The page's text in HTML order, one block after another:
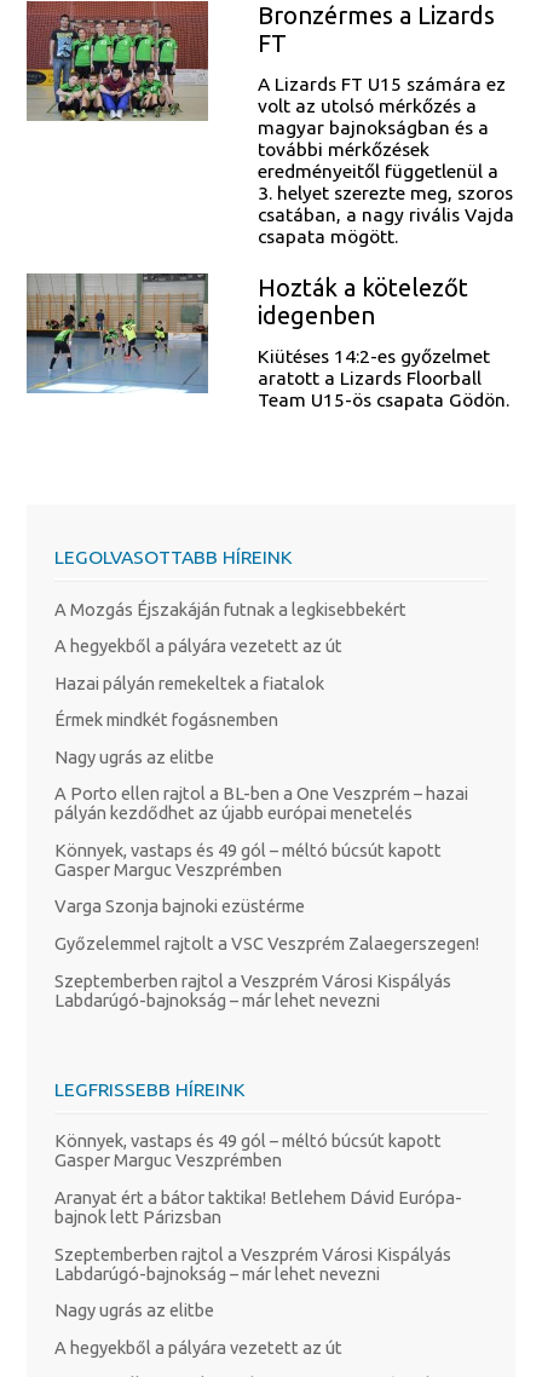
Bronzérmes a Lizards
FT
A Lizards FT U15 számára ez
volt az utolsó mérkőzés a
magyar bajnokságban és a
további mérkőzések
eredményeitől függetlenül a
3. helyet szerezte meg, szoros
csatában, a nagy rivális Vajda
csapata mögött.
Hozták a kötelezőt
idegenben
Kiütéses 14:2-es győzelmet
aratott a Lizards Floorball
Team U15-ös csapata Gödön.
LEGOLVASOTTABB HÍREINK
A Mozgás Éjszakáján futnak a legkisebbekért
A hegyekből a pályára vezetett az út
Hazai pályán remekeltek a fiatalok
Érmek mindkét fogásnemben
Nagy ugrás az elitbe
A Porto ellen rajtol a BL-ben a One Veszprém – hazai
pályán kezdődhet az újabb európai menetelés
Könnyek, vastaps és 49 gól – méltó búcsút kapott
Gasper Marguc Veszprémben
Varga Szonja bajnoki ezüstérme
Győzelemmel rajtolt a VSC Veszprém Zalaegerszegen!
Szeptemberben rajtol a Veszprém Városi Kispályás
Labdarúgó-bajnokság – már lehet nevezni
LEGFRISSEBB HÍREINK
Könnyek, vastaps és 49 gól – méltó búcsút kapott
Gasper Marguc Veszprémben
Aranyat ért a bátor taktika! Betlehem Dávid Európa-
bajnok lett Párizsban
Szeptemberben rajtol a Veszprém Városi Kispályás
Labdarúgó-bajnokság – már lehet nevezni
Nagy ugrás az elitbe
A hegyekből a pályára vezetett az út